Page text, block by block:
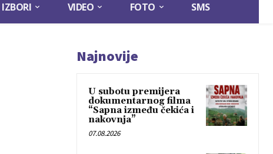
IZBORI VIDEO FOTO SMS
Najnovije
U subotu premijera
dokumentarnog filma
“Sapna između čekića i
nakovnja”
07.08.2026